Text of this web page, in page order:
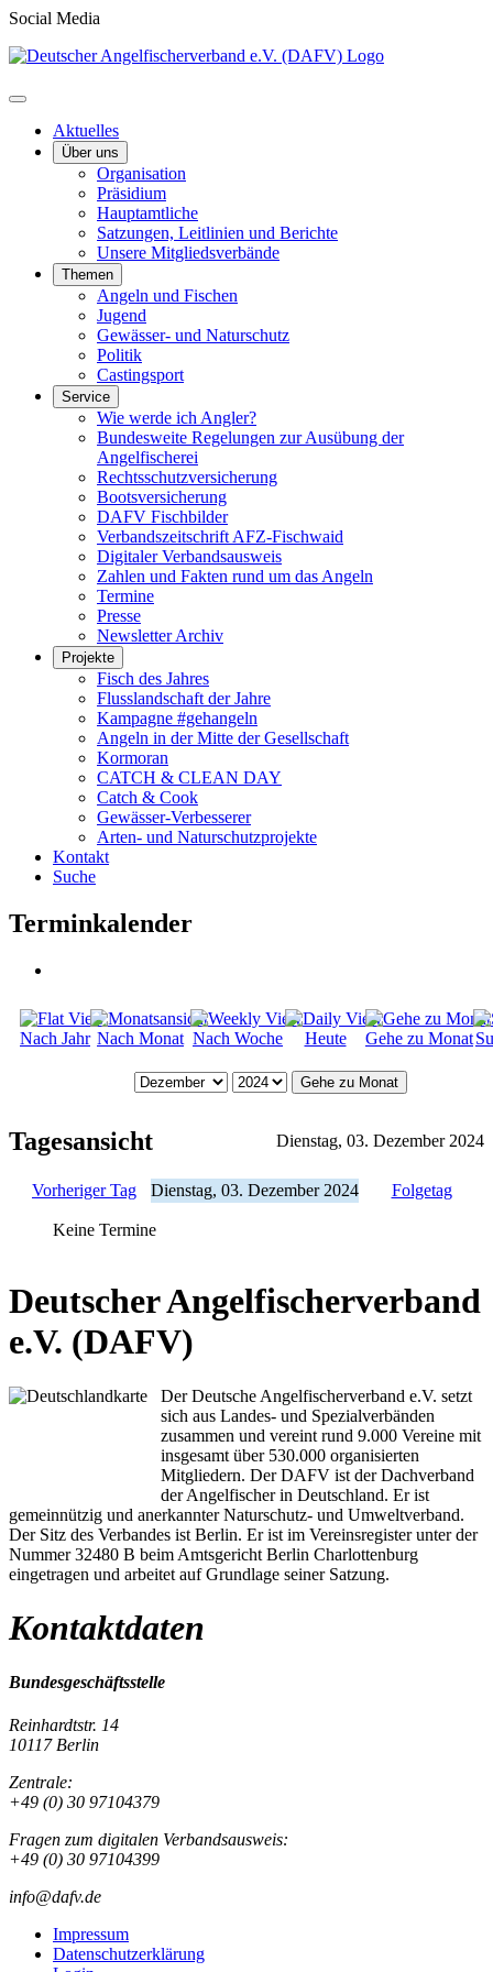
Social Media
Aktuelles
Über uns
Organisation
Präsidium
Hauptamtliche
Satzungen, Leitlinien und Berichte
Unsere Mitgliedsverbände
Themen
Angeln und Fischen
Jugend
Gewässer- und Naturschutz
Politik
Castingsport
Service
Wie werde ich Angler?
Bundesweite Regelungen zur Ausübung der
Angelfischerei
Rechtsschutzversicherung
Bootsversicherung
DAFV Fischbilder
Verbandszeitschrift AFZ-Fischwaid
Digitaler Verbandsausweis
Zahlen und Fakten rund um das Angeln
Termine
Presse
Newsletter Archiv
Projekte
Fisch des Jahres
Flusslandschaft der Jahre
Kampagne #gehangeln
Angeln in der Mitte der Gesellschaft
Kormoran
CATCH & CLEAN DAY
Catch & Cook
Gewässer-Verbesserer
Arten- und Naturschutzprojekte
Kontakt
Suche
Terminkalender
Nach Jahr Nach Monat Nach Woche Heute Gehe zu Monat
Gehe zu Monat
Tagesansicht Dienstag, 03. Dezember 2024
Vorheriger Tag Dienstag, 03. Dezember 2024 Folgetag
Keine Termine
Deutscher Angelfischerverband
e.V. (DAFV)
Der Deutsche Angelfischerverband e.V. setzt
sich aus Landes- und Spezialverbänden
zusammen und vereint rund 9.000 Vereine mit
insgesamt über 530.000 organisierten
Mitgliedern. Der DAFV ist der Dachverband
der Angelfischer in Deutschland. Er ist
gemeinnützig und anerkannter Naturschutz- und Umweltverband.
Der Sitz des Verbandes ist Berlin. Er ist im Vereinsregister unter der
Nummer 32480 B beim Amtsgericht Berlin Charlottenburg
eingetragen und arbeitet auf Grundlage seiner Satzung.
Kontaktdaten
Bundesgeschäftsstelle
Reinhardtstr. 14
10117 Berlin
Zentrale:
+49 (0) 30 97104379
Fragen zum digitalen Verbandsausweis:
+49 (0) 30 97104399
info@dafv.de
Impressum
Datenschutzerklärung